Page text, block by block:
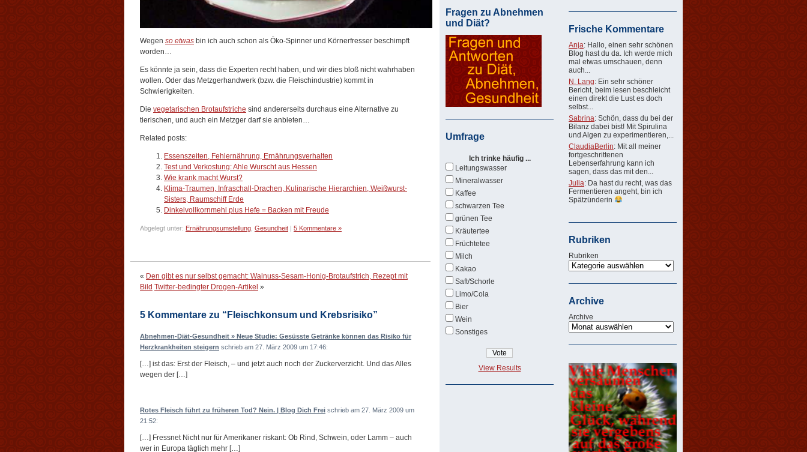
Wegen so etwas bin ich auch schon als Öko-Spinner und Körnerfresser beschimpft
worden…
Es könnte ja sein, dass die Experten recht haben, und wir dies bloß nicht wahrhaben
wollen. Oder das Metzgerhandwerk (bzw. die Fleischindustrie) kommt in
Schwierigkeiten.
Die vegetarischen Brotaufstriche sind andererseits durchaus eine Alternative zu
tierischen, und auch ein Metzger darf sie anbieten…
Related posts:
Essenszeiten, Fehlernährung, Ernährungsverhalten
Test und Verkostung: Ahle Wurscht aus Hessen
Wie krank macht Wurst?
Klima-Traumen, Infraschall-Drachen, Kulinarische Hierarchien, Weißwurst-
Sisters, Raumschiff Erde
Dinkelvollkornmehl plus Hefe = Backen mit Freude
Abgelegt unter: Ernährungsumstellung Gesundheit | 5 Kommentare »
« Den gibt es nur selbst gemacht: Walnuss-Sesam-Honig-Brotaufstrich, Rezept mit
Bild Twitter-bedingter Drogen-Artikel »
5 Kommentare zu “Fleischkonsum und Krebsrisiko”
Abnehmen-Diät-Gesundheit » Neue Studie: Gesüsste Getränke können das Risiko für
Herzkrankheiten steigern schrieb am 27. März 2009 um 17:46:
[…] ist das: Erst der Fleisch, – und jetzt auch noch der Zuckerverzicht. Und das Alles
wegen der […]
Rotes Fleisch führt zu früheren Tod? Nein. | Blog Dich Frei schrieb am 27. März 2009 um
21:52:
[…] Fressnet Nicht nur für Amerikaner riskant: Ob Rind, Schwein, oder Lamm – auch
wer in Europa täglich mehr […]
Fragen zu Abnehmen
und Diät?
Umfrage
Ich trinke häufig ...
Leitungswasser
Mineralwasser
Kaffee
schwarzen Tee
grünen Tee
Kräutertee
Früchtetee
Milch
Kakao
Saft/Schorle
Limo/Cola
Bier
Wein
Sonstiges
View Results
Frische Kommentare
Anja: Hallo, einen sehr schönen
Blog hast du da. Ich werde mich
mal etwas umschauen, denn
auch...
N. Lang: Ein sehr schöner
Bericht, beim lesen beschleicht
einen direkt die Lust es doch
selbst...
Sabrina: Schön, dass du bei der
Bilanz dabei bist! Mit Spirulina
und Algen zu experimentieren,...
ClaudiaBerlin: Mit all meiner
fortgeschrittenen
Lebenserfahrung kann ich
sagen, dass das mit den...
Julia: Da hast du recht, was das
Fermentieren angeht, bin ich
Spätzünderin
Rubriken
Rubriken
Archive
Archive